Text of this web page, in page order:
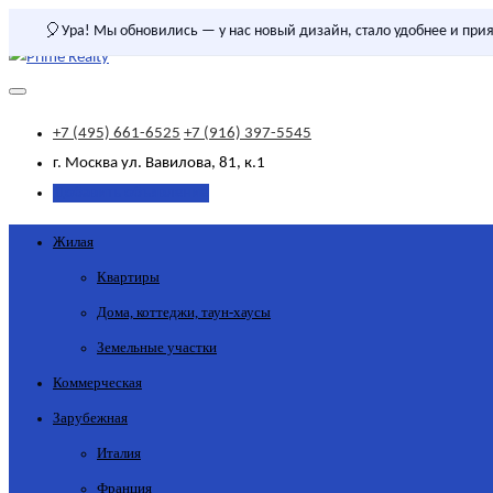
🎈 Ура! Мы обновились — у нас новый дизайн, стало удобнее и
+7 (495) 661-6525 +7 (916) 397-5545
г. Москва ул. Вавилова, 81, к.1
Жилая
Квартиры
Дома, коттеджи, таун-хаусы
Земельные участки
Коммерческая
Зарубежная
Италия
Франция